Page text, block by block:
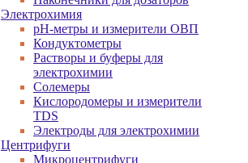
Электрохимия
pH-метры и измерители ОВП
Кондуктометры
Растворы и буферы для
электрохимии
Солемеры
Кислородомеры и измерители
TDS
Электроды для электрохимии
Центрифуги
Микроцентрифуги